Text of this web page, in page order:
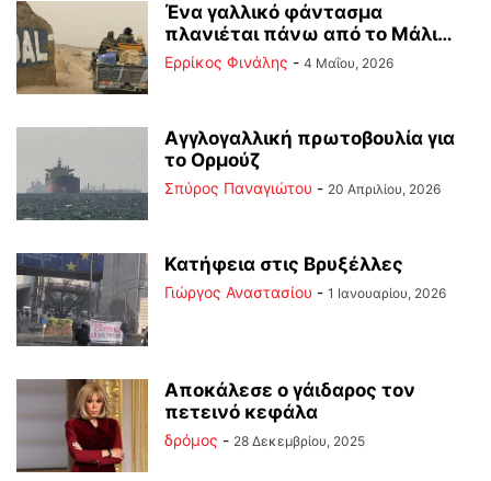
Ένα γαλλικό φάντασμα
πλανιέται πάνω από το Μάλι…
Ερρίκος Φινάλης - 4 Μαΐου, 2026
Αγγλογαλλική πρωτοβουλία για
το Ορμούζ
Σπύρος Παναγιώτου - 20 Απριλίου, 2026
Κατήφεια στις Βρυξέλλες
Γιώργος Αναστασίου - 1 Ιανουαρίου, 2026
Αποκάλεσε ο γάιδαρος τον
πετεινό κεφάλα
δρόμος - 28 Δεκεμβρίου, 2025